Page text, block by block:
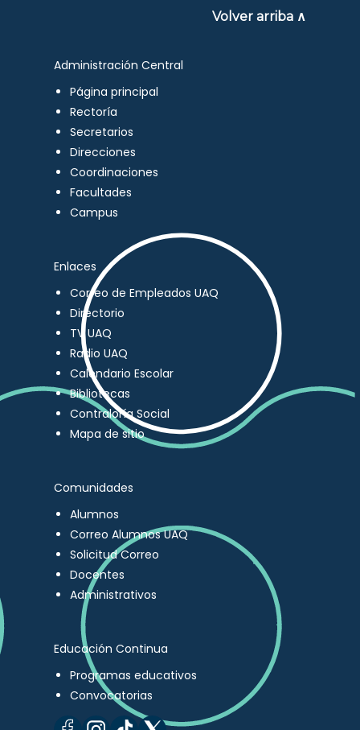
Volver arriba ∧
Administración Central
Página principal
Rectoría
Secretarios
Direcciones
Coordinaciones
Facultades
Campus
Enlaces
Correo de Empleados UAQ
Directorio
TV UAQ
Radio UAQ
Calendario Escolar
Bibliotecas
Contraloría Social
Mapa de sitio
Comunidades
Alumnos
Correo Alumnos UAQ
Solicitud Correo
Docentes
Administrativos
Educación Continua
Programas educativos
Convocatorias